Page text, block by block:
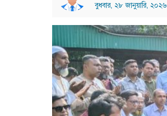
বুধবার, ২৮ জানুয়ারি, ২০২৬